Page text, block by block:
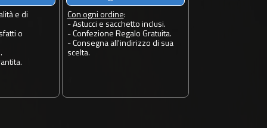
e di
o
Con ogni ordine:
- Astucci e sacchetto inclusi.
- Confezione Regalo Gratuita.
- Consegna all'indirizzo di sua
scelta.